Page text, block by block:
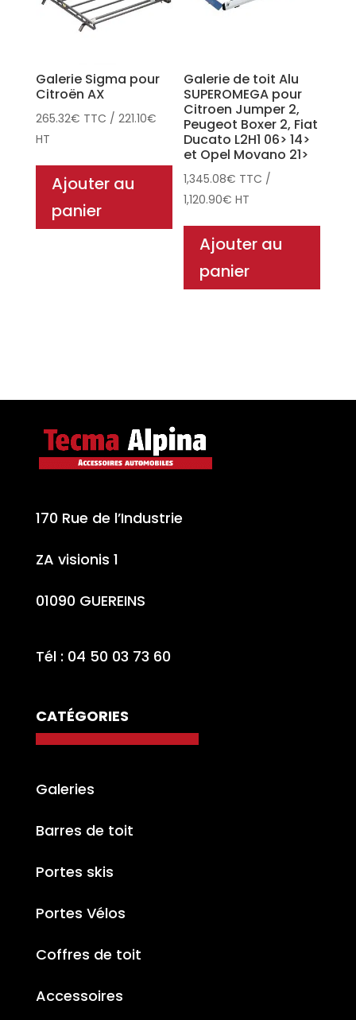
Galerie Sigma pour
Citroën AX
265.32€ TTC / 221.10€
HT
Ajouter au
panier
Galerie de toit Alu
SUPEROMEGA pour
Citroen Jumper 2,
Peugeot Boxer 2, Fiat
Ducato L2H1 06> 14>
et Opel Movano 21>
1,345.08€ TTC /
1,120.90€ HT
Ajouter au
panier
170 Rue de l’Industrie
ZA visionis 1
01090 GUEREINS
Tél : 04 50 03 73 60
CATÉGORIES
Galeries
Barres de toit
Portes skis
Portes Vélos
Coffres de toit
Accessoires